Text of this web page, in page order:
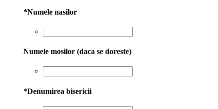
*Numele nasilor
Numele mosilor (daca se doreste)
*Denumirea bisericii